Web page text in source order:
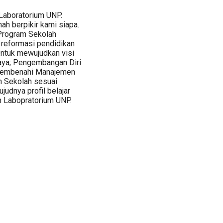
UNP.
berpikir kami siapa.
Sekolah
pendidikan
mewujudkan visi
Pengembangan Diri
Manajemen
Sekolah sesuai
profil belajar
UNP.